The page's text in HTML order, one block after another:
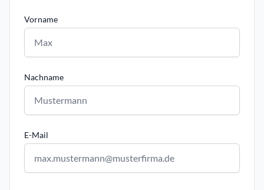
Vorname
Nachname
E-Mail